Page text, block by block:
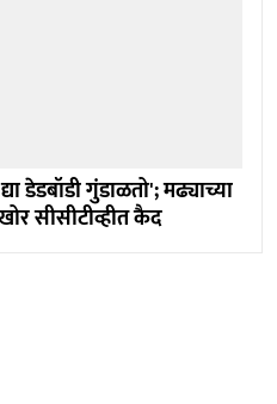
डेडबॉडी गुंडाळतो'; मढ्याच्या
सीसीटीव्हीत कैद